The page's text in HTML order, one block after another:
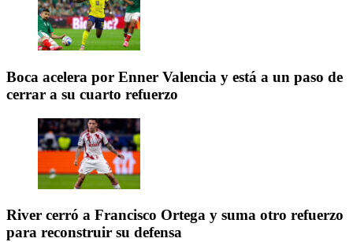
Boca acelera por Enner Valencia y está a un paso de
cerrar a su cuarto refuerzo
River cerró a Francisco Ortega y suma otro refuerzo
para reconstruir su defensa